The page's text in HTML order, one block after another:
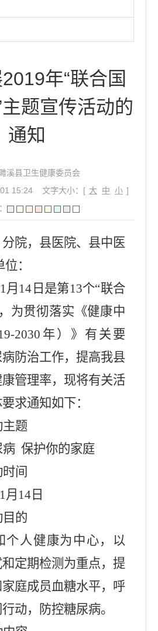
年“联合国
题宣传活动的
通知
溪县卫生健康委员会
15:24
文字大小：[ 大 中 小 ]
分院， 县医院、 县中医
位：
月 14 日 是第13个“联合
为贯彻落实 《健康中
2030 年 ）》 有关要
防治工作， 提高我县
管理率， 现将有关活
求通知如下：
主题
病 保护你的家庭
间
月 14日
的
个人健康为中心， 以
定期检测为重点， 提
庭成员血糖水平， 呼
动， 防控糖尿病。